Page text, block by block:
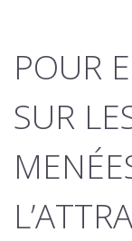
POUR
SUR